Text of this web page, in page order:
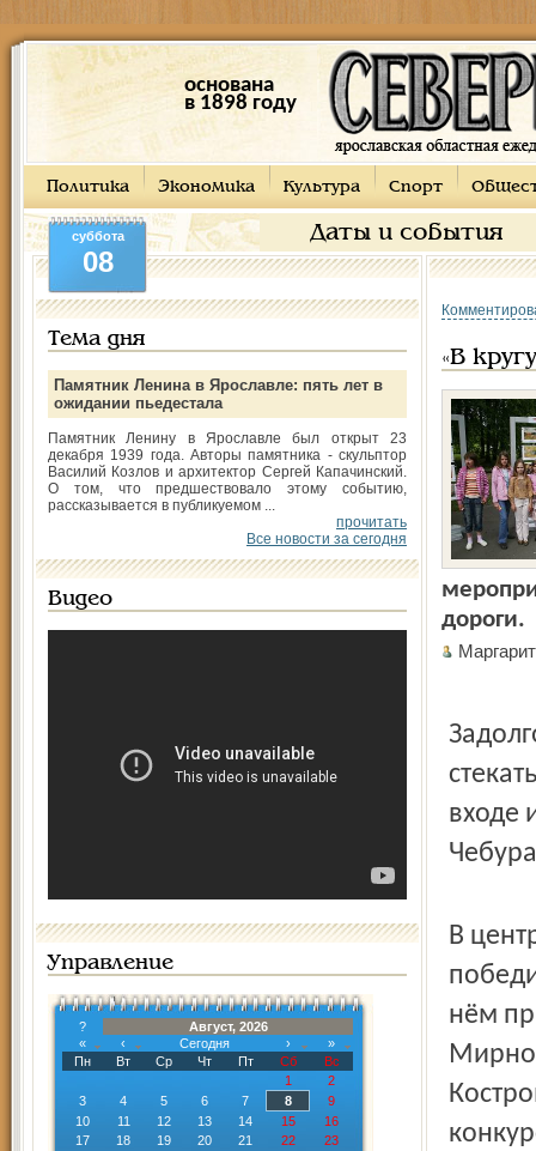
основана
в 1898 году
Политика Экономика Культура Спорт
Даты и события
суббота
08
Тема дня
Памятник Ленина в Ярославле: пять лет в
ожидании пьедестала
Памятник Ленину в Ярославле был открыт 23
декабря 1939 года. Авторы памятника - скульптор
Василий Козлов и архитектор Сергей Капачинский.
О том, что предшествовало этому событию,
рассказывается в публикуемом ...
прочитать
Все новости за сегодня
Видео
Управление
?
Август, 2026
«
‹ Сегодня ›
»
Пн
Вт Ср Чт Пт Сб
Вс
1
2
3
4 5 6 7 8
9
10
11 12 13 14 15
16
17
18 19 20 21 22
23
«В
дороги.
входе
В
нём